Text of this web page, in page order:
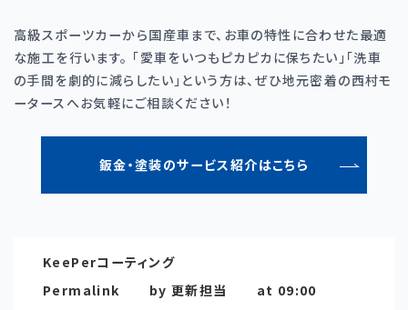
高級スポーツカーから国産車まで、お車の特性に合わせた最適
な施工を行います。 「愛車をいつもピカピカに保ちたい」「洗車
の手間を劇的に減らしたい」という方は、ぜひ地元密着の西村モ
ータースへお気軽にご相談ください！
鈑金・塗装のサービス紹介はこちら
KeePerコーティング
Permalink
by 更新担当 at 09:00